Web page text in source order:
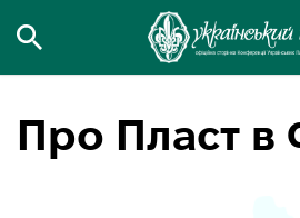
Про Пласт в